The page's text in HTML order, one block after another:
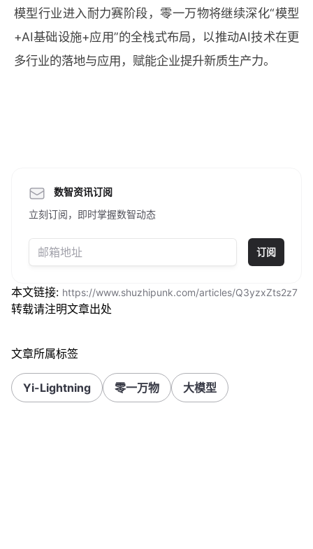
模型行业进入耐力赛阶段，零一万物将继续深化“模型
+AI基础设施+应用”的全栈式布局，以推动AI技术在更
多行业的落地与应用，赋能企业提升新质生产力。
数智资讯订阅
立刻订阅，即时掌握数智动态
订阅
本文链接: https://www.shuzhipunk.com/articles/Q3yzxZts2z7
转载请注明文章出处
文章所属标签
Yi-Lightning 零一万物 大模型